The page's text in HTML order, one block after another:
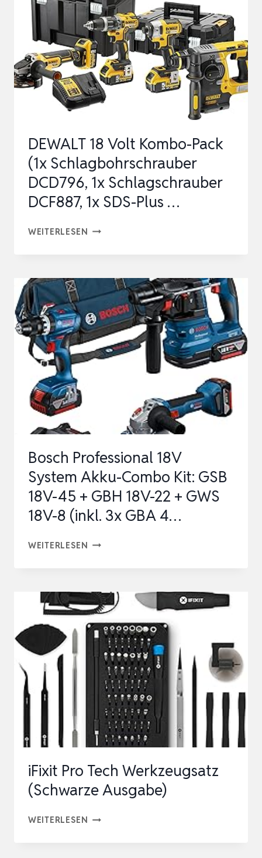
KOFFER
–
AKKU-
MULTITOOL
MIT
AUFSÄTZEN
FÜR
DEWALT 18 Volt Kombo-Pack
(1x Schlagbohrschrauber
DCD796, 1x Schlagschrauber
DCF887, 1x SDS-Plus …
WEITERLESEN DEWALT
KOMBO-
PACK
(1X
SCHLAGBOHRSCHRAUBER
DCD796,
PLUS
…
Bosch Professional 18V
System Akku-Combo Kit: GSB
18V-45 + GBH 18V-22 + GWS
18V-8 (inkl. 3x GBA 4…
WEITERLESEN BOSCH
SYSTEM
AKKU-
COMBO
GSB
18V-
GBH
22
+
18V-
iFixit Pro Tech Werkzeugsatz
(Schwarze Ausgabe)
WEITERLESEN IFIXIT